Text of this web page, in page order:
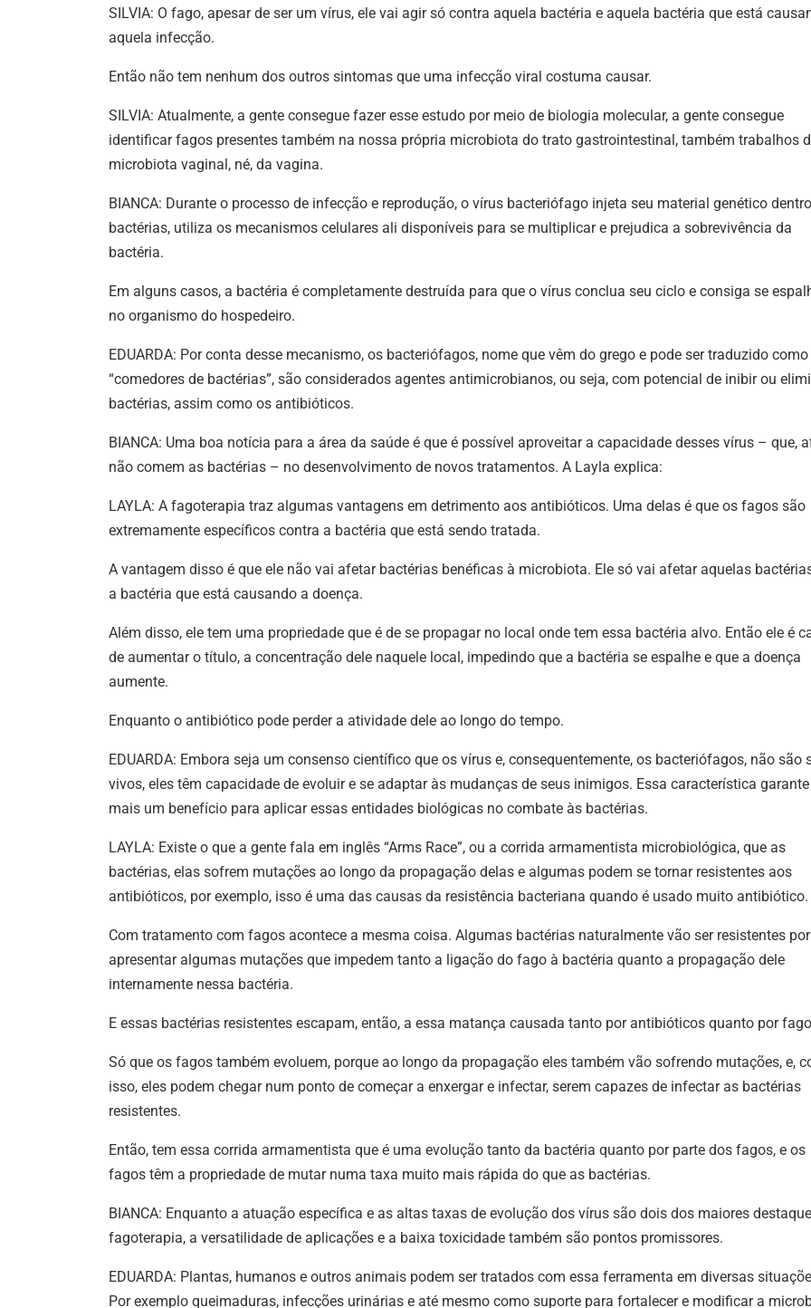
SILVIA: O fago, apesar de ser um vírus, ele vai agir só contra aquela bactéria e aquela bactéria que está
aquela infecção.
Então não tem nenhum dos outros sintomas que uma infecção viral costuma causar.
SILVIA: Atualmente, a gente consegue fazer esse estudo por meio de biologia molecular, a gente consegue
identificar fagos presentes também na nossa própria microbiota do trato gastrointestinal, também trabalhos
microbiota vaginal, né, da vagina.
BIANCA: Durante o processo de infecção e reprodução, o vírus bacteriófago injeta seu material genético
bactérias, utiliza os mecanismos celulares ali disponíveis para se multiplicar e prejudica a sobrevivência da
bactéria.
Em alguns casos, a bactéria é completamente destruída para que o vírus conclua seu ciclo e consiga se
no organismo do hospedeiro.
EDUARDA: Por conta desse mecanismo, os bacteriófagos, nome que vêm do grego e pode ser traduzido como
“comedores de bactérias”, são considerados agentes antimicrobianos, ou seja, com potencial de inibir ou
bactérias, assim como os antibióticos.
BIANCA: Uma boa notícia para a área da saúde é que é possível aproveitar a capacidade desses vírus – que,
não comem as bactérias – no desenvolvimento de novos tratamentos. A Layla explica:
LAYLA: A fagoterapia traz algumas vantagens em detrimento aos antibióticos. Uma delas é que os fagos são
extremamente específicos contra a bactéria que está sendo tratada.
A vantagem disso é que ele não vai afetar bactérias benéficas à microbiota. Ele só vai afetar aquelas
a bactéria que está causando a doença.
Além disso, ele tem uma propriedade que é de se propagar no local onde tem essa bactéria alvo. Então ele é
de aumentar o título, a concentração dele naquele local, impedindo que a bactéria se espalhe e que a doença
aumente.
Enquanto o antibiótico pode perder a atividade dele ao longo do tempo.
EDUARDA: Embora seja um consenso científico que os vírus e, consequentemente, os bacteriófagos, não são
vivos, eles têm capacidade de evoluir e se adaptar às mudanças de seus inimigos. Essa característica garante
mais um benefício para aplicar essas entidades biológicas no combate às bactérias.
LAYLA: Existe o que a gente fala em inglês “Arms Race”, ou a corrida armamentista microbiológica, que as
bactérias, elas sofrem mutações ao longo da propagação delas e algumas podem se tornar resistentes aos
antibióticos, por exemplo, isso é uma das causas da resistência bacteriana quando é usado muito antibiótico.
Com tratamento com fagos acontece a mesma coisa. Algumas bactérias naturalmente vão ser resistentes por
apresentar algumas mutações que impedem tanto a ligação do fago à bactéria quanto a propagação dele
internamente nessa bactéria.
E essas bactérias resistentes escapam, então, a essa matança causada tanto por antibióticos quanto por
Só que os fagos também evoluem, porque ao longo da propagação eles também vão sofrendo mutações, e,
isso, eles podem chegar num ponto de começar a enxergar e infectar, serem capazes de infectar as bactérias
resistentes.
Então, tem essa corrida armamentista que é uma evolução tanto da bactéria quanto por parte dos fagos, e os
fagos têm a propriedade de mutar numa taxa muito mais rápida do que as bactérias.
BIANCA: Enquanto a atuação específica e as altas taxas de evolução dos vírus são dois dos maiores
fagoterapia, a versatilidade de aplicações e a baixa toxicidade também são pontos promissores.
EDUARDA: Plantas, humanos e outros animais podem ser tratados com essa ferramenta em diversas
Por exemplo queimaduras, infecções urinárias e até mesmo como suporte para fortalecer e modificar a